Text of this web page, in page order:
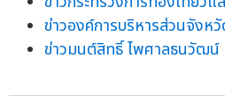
ข่าวองค์การบริหารส่วนจังห
ข่าวมนต์สิทธิ์ ไพศาลธนวัฒน์